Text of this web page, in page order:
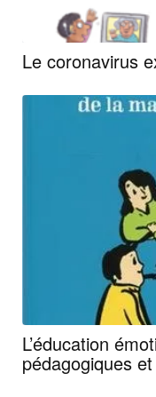
Le coronavirus
L’éducation
pédagogiques